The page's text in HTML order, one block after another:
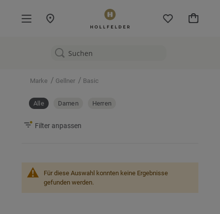
Mein
Marke / Gellner / Basic
Alle Damen Herren
Für diese Auswahl konnten keine Ergebnisse
gefunden werden.
Filter anpassen